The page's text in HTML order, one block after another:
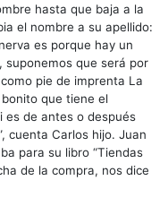
hasta que baja a la
el nombre a su apellido:
es porque hay un
suponemos que será por
pie de imprenta La
que tiene el
es de antes o después
cuenta Carlos hijo. Juan
para su libro “Tiendas
de la compra, nos dice